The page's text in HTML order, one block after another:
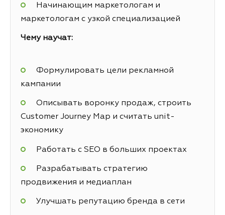
Начинающим маркетологам и
маркетологам с узкой специализацией
Чему научат:
Формулировать цели рекламной
кампании
Описывать воронку продаж, строить
Customer Journey Map и считать unit-
экономику
Работать с SEO в больших проектах
Разрабатывать стратегию
продвижения и медиаплан
Улучшать репутацию бренда в сети